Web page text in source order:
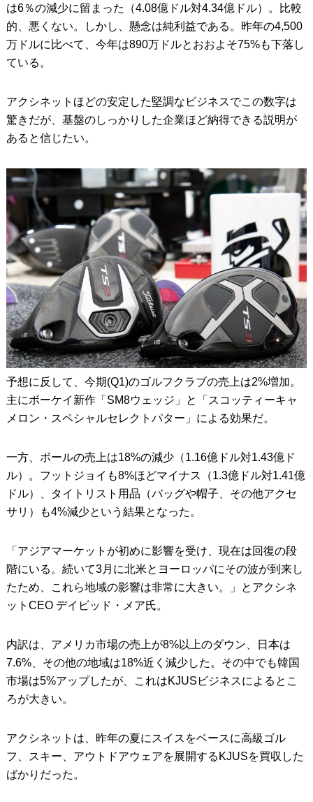
は6％の減少に留まった（4.08億ドル対4.34億ドル）。比較
的、悪くない。しかし、懸念は純利益である。昨年の4,500
万ドルに比べて、今年は890万ドルとおおよそ75%も下落し
ている。
アクシネットほどの安定した堅調なビジネスでこの数字は
驚きだが、基盤のしっかりした企業ほど納得できる説明が
あると信じたい。
予想に反して、今期(Q1)のゴルフクラブの売上は2%増加。
主にボーケイ新作「SM8ウェッジ」と「スコッティーキャ
メロン・スペシャルセレクトパター」による効果だ。
一方、ボールの売上は18%の減少（1.16億ドル対1.43億ド
ル）。フットジョイも8%ほどマイナス（1.3億ドル対1.41億
ドル）、タイトリスト用品（バッグや帽子、その他アクセ
サリ）も4%減少という結果となった。
「アジアマーケットが初めに影響を受け、現在は回復の段
階にいる。続いて3月に北米とヨーロッパにその波が到来し
たため、これら地域の影響は非常に大きい。」とアクシネ
ットCEO デイビッド・メア氏。
内訳は、アメリカ市場の売上が8%以上のダウン、日本は
7.6%、その他の地域は18%近く減少した。その中でも韓国
市場は5%アップしたが、これはKJUSビジネスによるとこ
ろが大きい。
アクシネットは、昨年の夏にスイスをベースに高級ゴル
フ、スキー、アウトドアウェアを展開するKJUSを買収した
ばかりだった。